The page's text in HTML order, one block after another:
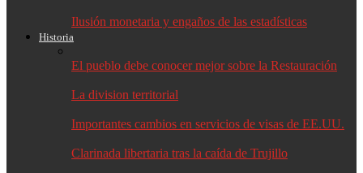
Ilusión monetaria y engaños de las estadísticas
Historia
El pueblo debe conocer mejor sobre la Restauración
La division territorial
Importantes cambios en servicios de visas de EE.UU.
Clarinada libertaria tras la caída de Trujillo